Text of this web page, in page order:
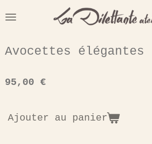
au
principal
Avocettes élégantes
95,00 €
Ajouter au panier